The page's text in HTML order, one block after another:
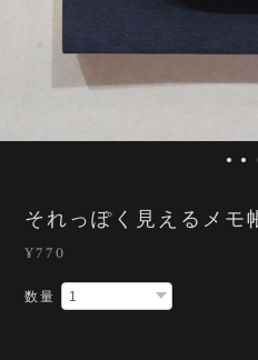
それっぽく見えるメモ
¥770
数量